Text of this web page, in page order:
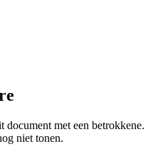
document met een betrokkene.
niet tonen.